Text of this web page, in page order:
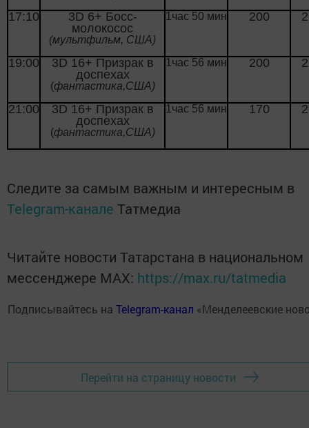
17:10 3D 6+ Босс-
молокосос
(мультфильм, США)
1час 50 мин 200
19:00 3D 16+ Призрак в
доспехах
(фантастика,США)
1час 56 мин 200
21:00 3D 16+ Призрак в
доспехах
(фантастика,США)
1час 56 мин 170
Следите за самым важным и интересным в
Telegram-канале Татмедиа
Читайте новости Татарстана в национальном
мессенджере MАХ: https://max.ru/tatmedia
Подписывайтесь на Telegram-канал «Менделеевские
Перейти на страницу новости